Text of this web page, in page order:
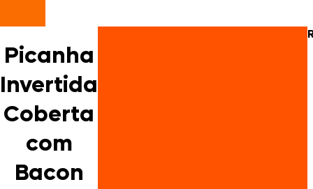
Picanha
Invertida
Coberta
com
Bacon